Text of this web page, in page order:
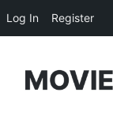
Log In Register